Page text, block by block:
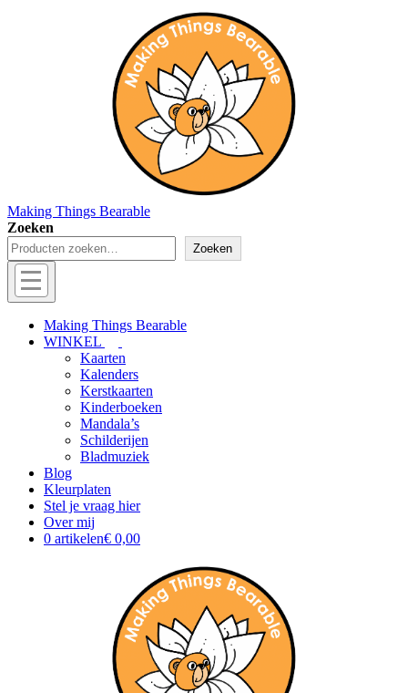
Making Things Bearable
Zoeken
Zoeken
Hoofd
navigatie
Menu
Making Things Bearable
WINKEL
Kaarten
Kalenders
Kerstkaarten
Kinderboeken
Mandala’s
Schilderijen
Bladmuziek
Blog
Kleurplaten
Stel je vraag hier
Over mij
0 artikelen€ 0,00